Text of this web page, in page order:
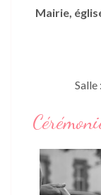
Mairie,
Salle